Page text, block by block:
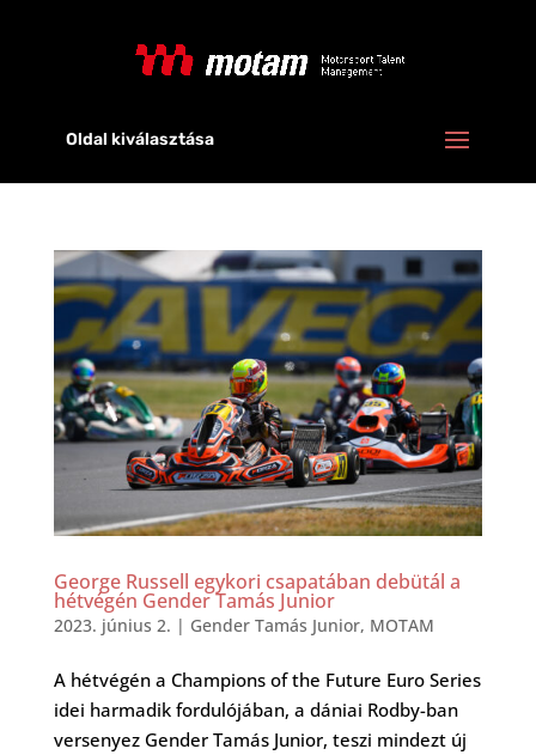
Oldal kiválasztása
George Russell egykori csapatában debütál a
hétvégén Gender Tamás Junior
2023. június 2. | Gender Tamás Junior, MOTAM
A hétvégén a Champions of the Future Euro Series
idei harmadik fordulójában, a dániai Rodby-ban
versenyez Gender Tamás Junior, teszi mindezt új